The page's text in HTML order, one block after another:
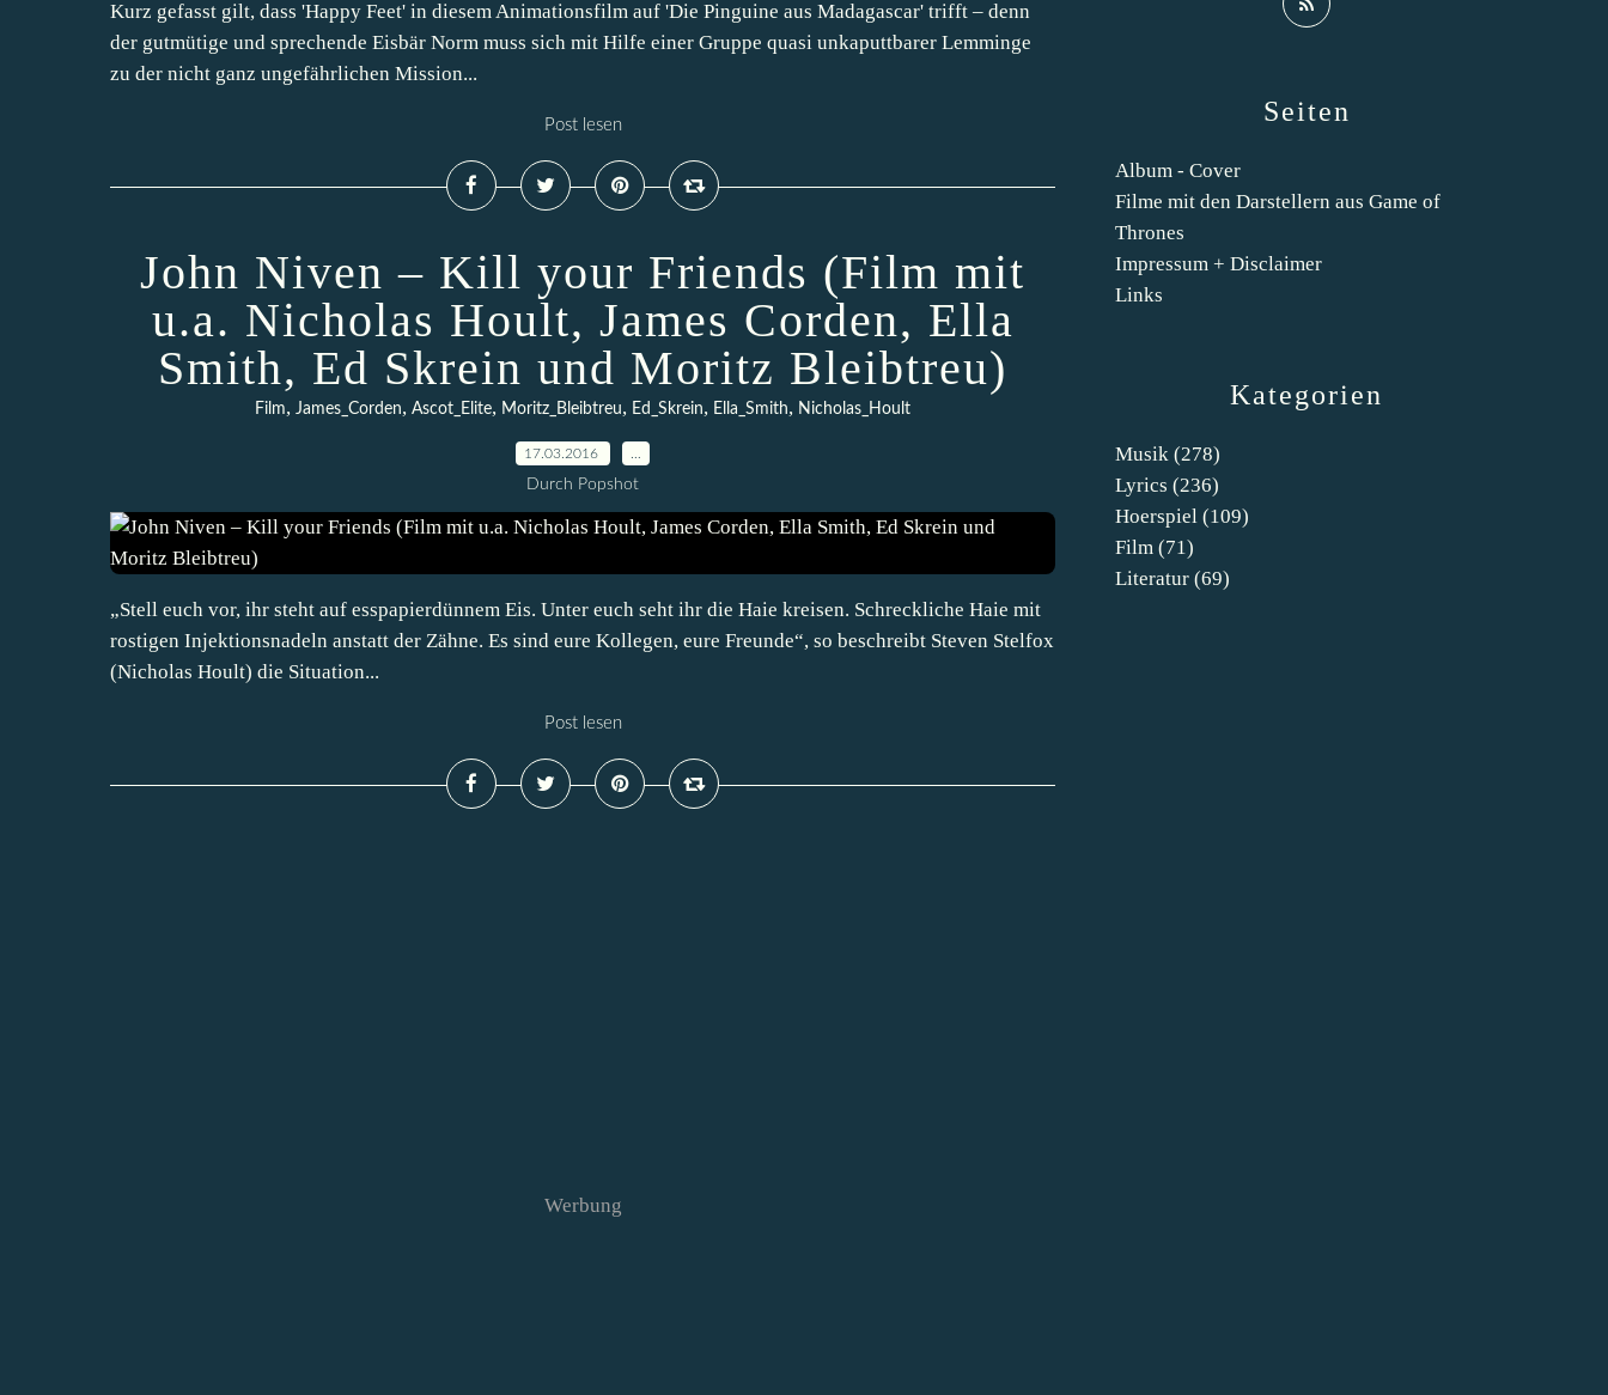
Kurz gefasst gilt, dass 'Happy Feet' in diesem Animationsfilm auf 'Die Pinguine aus Madagascar' trifft – denn
der gutmütige und sprechende Eisbär Norm muss sich mit Hilfe einer Gruppe quasi unkaputtbarer Lemminge
zu der nicht ganz ungefährlichen Mission...
Post lesen
John Niven – Kill your Friends (Film mit
u.a. Nicholas Hoult, James Corden, Ella
Smith, Ed Skrein und Moritz Bleibtreu)
Film, James_Corden, Ascot_Elite, Moritz_Bleibtreu, Ed_Skrein, Ella_Smith, Nicholas_Hoult
17.03.2016
Durch Popshot
„Stell euch vor, ihr steht auf esspapierdünnem Eis. Unter euch seht ihr die Haie kreisen. Schreckliche Haie mit
rostigen Injektionsnadeln anstatt der Zähne. Es sind eure Kollegen, eure Freunde“, so beschreibt Steven Stelfox
(Nicholas Hoult) die Situation...
Post lesen
Werbung
Kategorien
Musik (278)
Lyrics (236)
Hoerspiel (109)
Film (71)
Literatur (69)
Seiten
Album - Cover
Filme mit den Darstellern aus Game of
Thrones
Impressum + Disclaimer
Links